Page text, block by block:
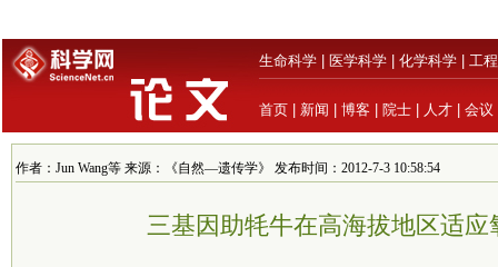
生命科学 医学科学 化学科学 工
首页 新闻 博客 院士 人才 会议
作者：Jun Wang等 来源：《自然—遗传学》 发布时间：2012-7-3 10:58:54
三基因助牦牛在高海拔地区适应